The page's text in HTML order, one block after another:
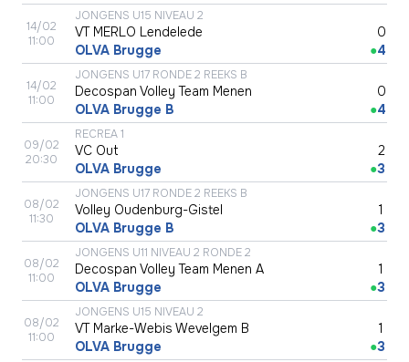
14/02
11:00
JONGENS U15 NIVEAU 2
VT MERLO Lendelede
OLVA Brugge
●
0
4
14/02
11:00
JONGENS U17 RONDE 2 REEKS B
Decospan Volley Team Menen
OLVA Brugge B
●
0
4
09/02
20:30
RECREA 1
VC Out
OLVA Brugge
●
2
3
08/02
11:30
JONGENS U17 RONDE 2 REEKS B
Volley Oudenburg-Gistel
OLVA Brugge B
●
1
3
08/02
11:00
JONGENS U11 NIVEAU 2 RONDE 2
Decospan Volley Team Menen A
OLVA Brugge
●
1
3
08/02
11:00
JONGENS U15 NIVEAU 2
VT Marke-Webis Wevelgem B
OLVA Brugge
●
1
3